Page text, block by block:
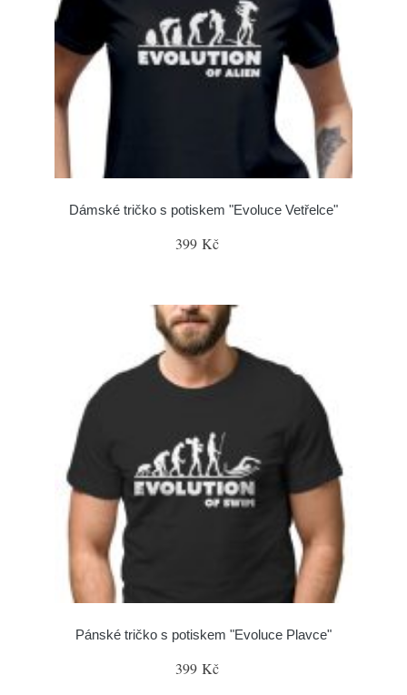
Dámské tričko s potiskem "Evoluce Vetřelce"
399 Kč
Pánské tričko s potiskem "Evoluce Plavce"
399 Kč